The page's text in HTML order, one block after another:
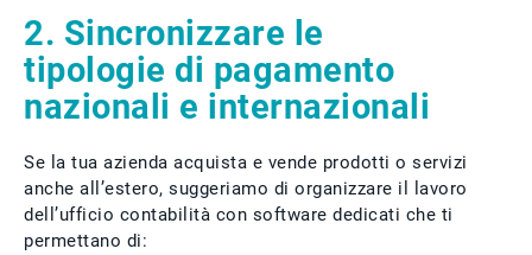
2. Sincronizzare le
tipologie di pagamento
nazionali e internazionali
Se la tua azienda acquista e vende prodotti o servizi
anche all’estero, suggeriamo di organizzare il lavoro
dell’ufficio contabilità con software dedicati che ti
permettano di: